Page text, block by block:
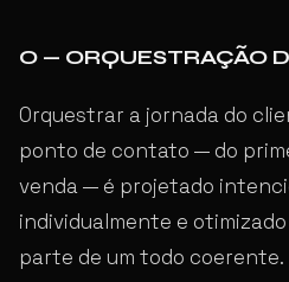
O — ORQUESTRAÇÃO
Orquestrar a jornada do
ponto de contato — do
venda — é projetado
individualmente e
parte de um todo coerente.